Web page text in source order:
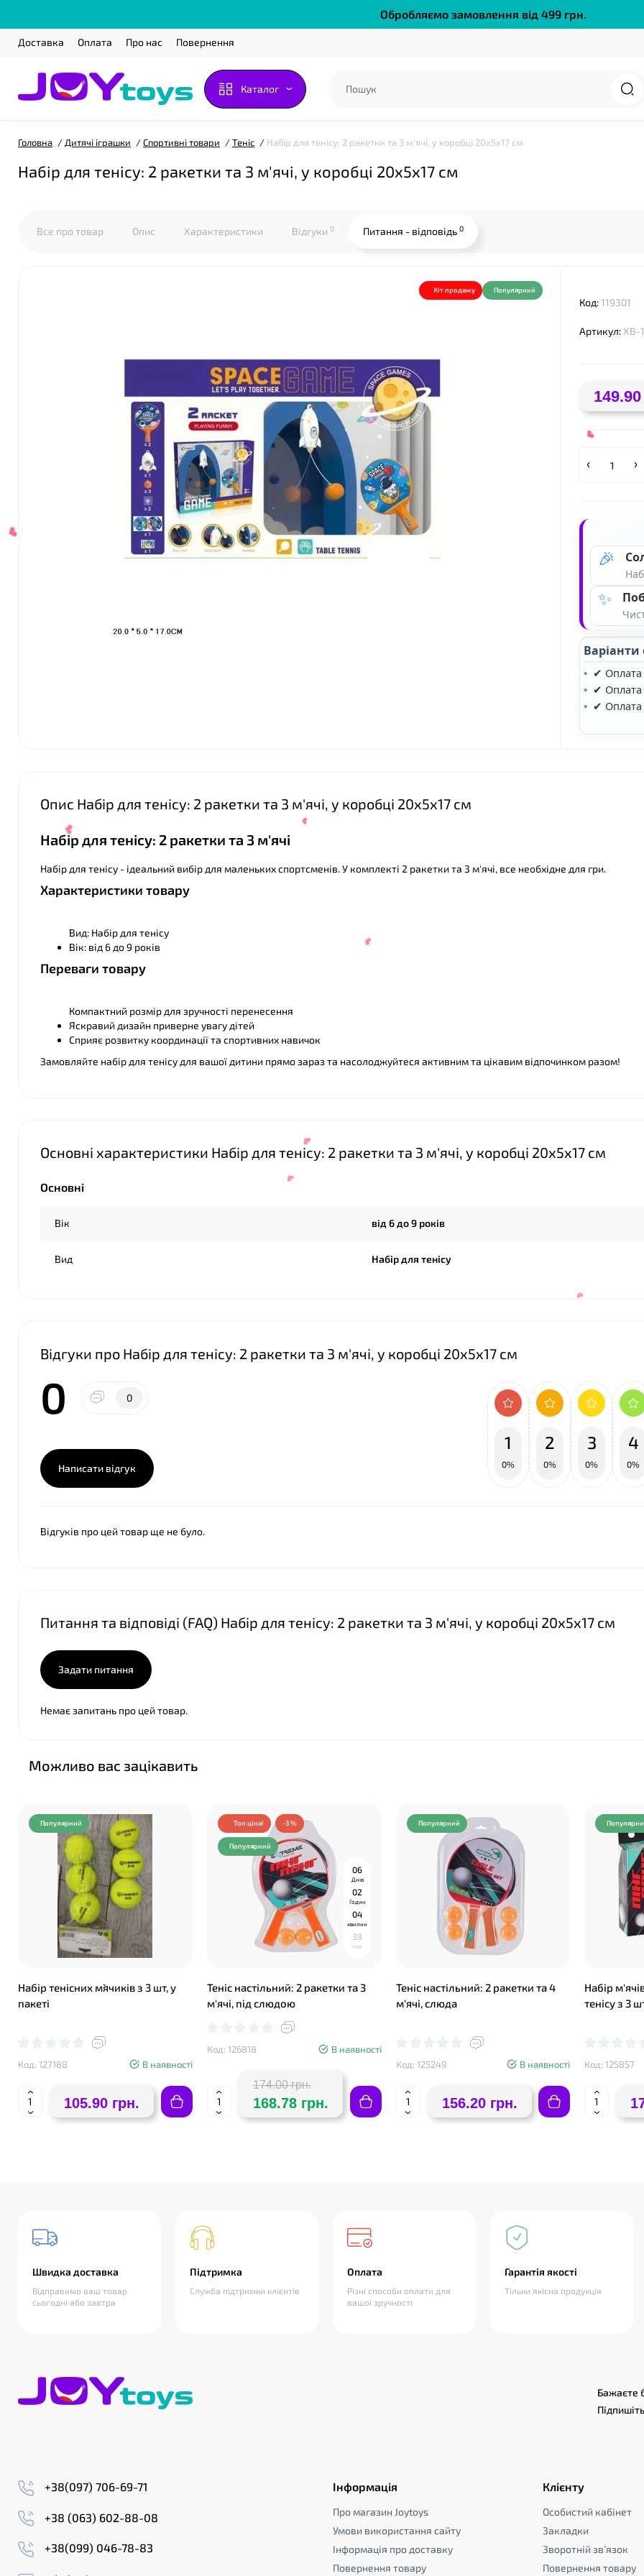
Обробляємо замовлення від 499 грн.
Доставка Оплата Про нас Повернення
Каталог
Головна Дитячі іграшки Спортивні товари Теніс Набір для тенісу: 2 ракетки та 3 м'ячі, у коробці 20х5х17 см
Набір для тенісу: 2 ракетки та 3 м'ячі, у коробці 20х5х17 см
Все про товар Опис Характеристики Відгуки 0 Питання - відповідь 0
Хіт продажу Популярний
Код:119301
Артикул: XB-
🎉
✨
✔ Оплата
✔ Оплата
✔ Оплата
Опис Набір для тенісу: 2 ракетки та 3 м'ячі, у коробці 20х5х17 см
Набір для тенісу: 2 ракетки та 3 м'ячі
Набір для тенісу - ідеальний вибір для маленьких спортсменів. У комплекті 2 ракетки та 3 м'ячі, все необхідне для гри.
Характеристики товару
Вид: Набір для тенісу
Вік: від 6 до 9 років
Переваги товару
Компактний розмір для зручності перенесення
Яскравий дизайн приверне увагу дітей
Сприяє розвитку координації та спортивних навичок
Замовляйте набір для тенісу для вашої дитини прямо зараз та насолоджуйтеся активним та цікавим відпочинком разом!
Основні характеристики Набір для тенісу: 2 ракетки та 3 м'ячі, у коробці 20х5х17 см
Основні
Вік від 6 до 9 років
Вид Набір для тенісу
Відгуки про Набір для тенісу: 2 ракетки та 3 м'ячі, у коробці 20х5х17 см
0 0
Написати відгук
1
0%
2
0%
3
0%
4
0%
Відгуків про цей товар ще не було.
Питання та відповіді (FAQ) Набір для тенісу: 2 ракетки та 3 м'ячі, у коробці 20х5х17 см
Задати питання
Немає запитань про цей товар.
Можливо вас зацікавить
Популярний
Набір тенісних м`ячиків з 3 шт, у
пакеті
Код: 127188 В наявності
105.90 грн.
Топ ціна! -3 %
Популярний
06
Днів
02
Годин
04
хвилин
38
сек
Теніс настільний: 2 ракетки та 3
м'ячі, під слюдою
Код: 126818 В наявності
174.00 грн.
168.78 грн.
Популярний
Теніс настільний: 2 ракетки та 4
м'ячі, слюда
Код: 125249 В наявності
156.20 грн.
Набір
тенісу з 3
Код: 125857
Швидка доставка
Відправимо ваш товар
сьогодні або завтра
Підтримка
Служба підтримки клієнтів
Оплата
Різні способи оплати для
вашої зручності
Гарантія якості
Тільки якісна продукція
Бажаєте
+38(097) 706-69-71
+38 (063) 602-88-08
+38(099) 046-78-83
Інформація
Про магазин Joytoys
Умови використання сайту
Інформація про доставку
Повернення товару
Клієнту
Особистий кабінет
Закладки
Зворотній зв’язок
Повернення товару
❤